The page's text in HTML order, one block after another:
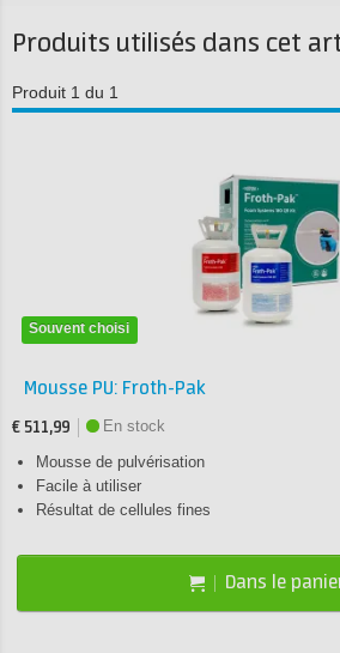
Produits utilisés dans cet
Produit 1 du 1
Souvent choisi
Mousse PU: Froth-Pak
€ 511,99
En stock
Mousse de pulvérisation
Facile à utiliser
Résultat de cellules fines
Dans le